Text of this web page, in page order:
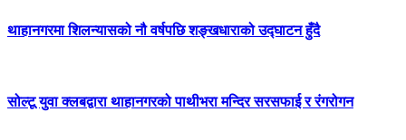
थाहानगरमा शिलन्यासको नौ वर्षपछि शङ्खधाराको उद्घाटन हुँदै
सोल्टू युवा क्लबद्वारा थाहानगरको पाथीभरा मन्दिर सरसफाई र रंगरोगन